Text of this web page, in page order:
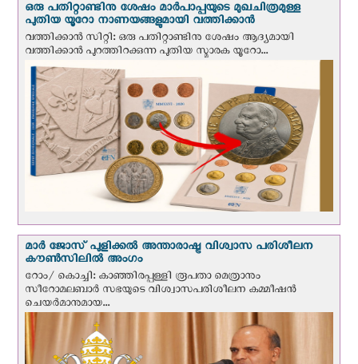
ഒരു പതിറ്റാണ്ടിനു ശേഷം മാർപാപ്പയുടെ മുഖചിത്രമുള്ള
പുതിയ യൂറോ നാണയങ്ങളുമായി വത്തിക്കാന്‍
വത്തിക്കാന്‍ സിറ്റി: ഒരു പതിറ്റാണ്ടിനു ശേഷം ആദ്യമായി
വത്തിക്കാൻ പുറത്തിറക്കുന്ന പുതിയ സ്മാരക യൂറോ...
മാർ ജോസ് പുളിക്കൽ അന്താരാഷ്ട്ര വിശ്വാസ പരിശീലന
കൗൺസിലിൽ അംഗം
റോം/ കൊച്ചി: കാഞ്ഞിരപ്പള്ളി രൂപതാ മെത്രാനും
സീറോമലബാർ സഭയുടെ വിശ്വാസപരിശീലന കമ്മീഷൻ
ചെയർമാനുമായ...